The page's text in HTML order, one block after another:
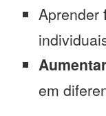
Aprender
em